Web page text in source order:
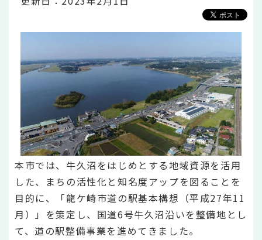
本市では、牛久沼をはじめとする地域資源を活用
した、まちの活性化と知名度アップを図ることを
目的に、「龍ケ崎市道の駅基本構想（平成27年11
月）」を策定し、国道6号牛久沼沿いを整備地とし
て、道の駅整備事業を進めてきました。